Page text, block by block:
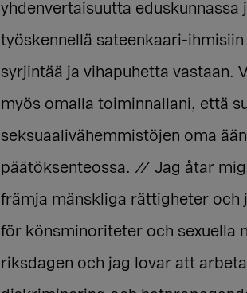
yhdenvertaisuutta eduskunnassa
työskennellä sateenkaari-
syrjintää ja vihapuhetta vastaan.
myös omalla toiminnallani, että
seksuaalivähemmistöjen oma
päätöksenteossa. // Jag åtar
främja mänskliga rättigheter och
för könsminoriteter och sexuella
riksdagen och jag lovar att